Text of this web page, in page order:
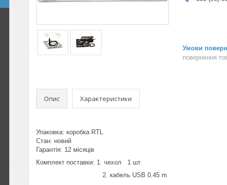
повернення
Опис Характеристики
Упаковка: коробка RTL
Стан: новий
Гарантія: 12 місяців
Комплект поставки: 1. чехол 1 шт
2. кабель USB 0.45 m